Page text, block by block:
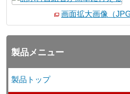
画面拡大画像（
製品メニュー
製品トップ